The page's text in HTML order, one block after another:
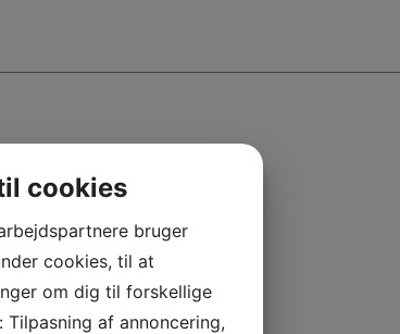
varer
cookies
bruger
cookies, til at
om dig til forskellige
Tilpasning af annoncering,